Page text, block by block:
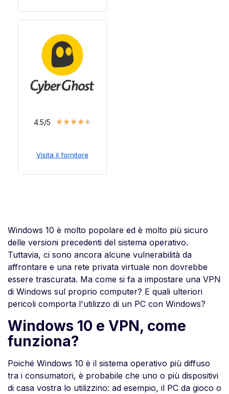
4.5/5 ★★★★★
Visita il fornitore
Windows 10 è molto popolare ed è molto più sicuro
delle versioni precedenti del sistema operativo.
Tuttavia, ci sono ancora alcune vulnerabilità da
affrontare e una rete privata virtuale non dovrebbe
essere trascurata. Ma come si fa a impostare una VPN
di Windows sul proprio computer? E quali ulteriori
pericoli comporta l'utilizzo di un PC con Windows?
Windows 10 e VPN, come
funziona?
Poiché Windows 10 è il sistema operativo più diffuso
tra i consumatori, è probabile che uno o più dispositivi
di casa vostra lo utilizzino: ad esempio, il PC da gioco o